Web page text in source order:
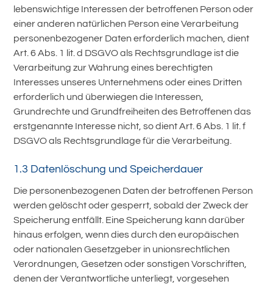
lebenswichtige Interessen der betroffenen Person oder
einer anderen natürlichen Person eine Verarbeitung
personenbezogener Daten erforderlich machen, dient
Art. 6 Abs. 1 lit. d DSGVO als Rechtsgrundlage ist die
Verarbeitung zur Wahrung eines berechtigten
Interesses unseres Unternehmens oder eines Dritten
erforderlich und überwiegen die Interessen,
Grundrechte und Grundfreiheiten des Betroffenen das
erstgenannte Interesse nicht, so dient Art. 6 Abs. 1 lit. f
DSGVO als Rechtsgrundlage für die Verarbeitung.
1.3 Datenlöschung und Speicherdauer
Die personenbezogenen Daten der betroffenen Person
werden gelöscht oder gesperrt, sobald der Zweck der
Speicherung entfällt. Eine Speicherung kann darüber
hinaus erfolgen, wenn dies durch den europäischen
oder nationalen Gesetzgeber in unionsrechtlichen
Verordnungen, Gesetzen oder sonstigen Vorschriften,
denen der Verantwortliche unterliegt, vorgesehen